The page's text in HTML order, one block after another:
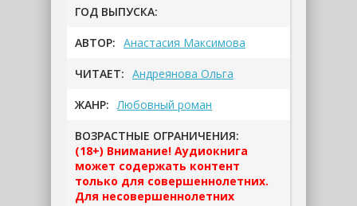
ГОД ВЫПУСКА:
АВТОР: Анастасия Максимова
ЧИТАЕТ: Андреянова Ольга
ЖАНР: Любовный роман
ВОЗРАСТНЫЕ ОГРАНИЧЕНИЯ:
(18+) Внимание! Аудиокнига
может содержать контент
только для совершеннолетних.
Для несовершеннолетних